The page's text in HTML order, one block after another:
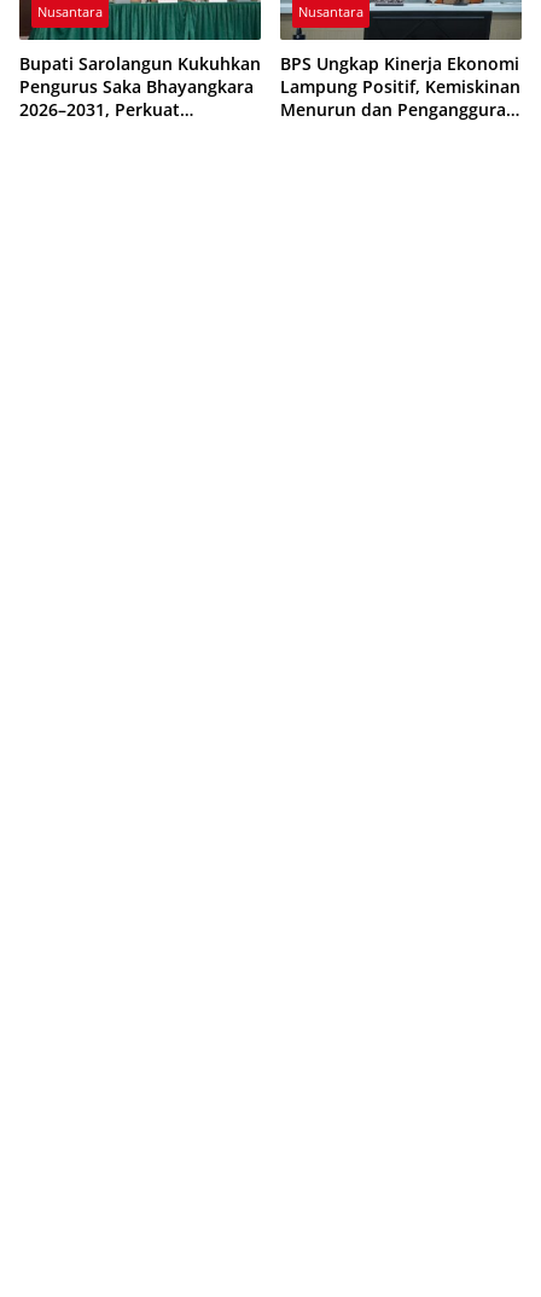
Nusantara
Bupati Sarolangun Kukuhkan
Pengurus Saka Bhayangkara
2026–2031, Perkuat
Nusantara
BPS Ungkap Kinerja Ekonomi
Lampung Positif, Kemiskinan
Menurun dan Pengangguran